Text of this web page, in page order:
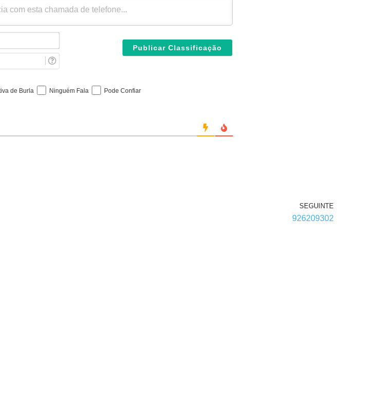
N
m
l
de Burla Ninguém Fala Pode Confiar
SEGUINTE
926209302